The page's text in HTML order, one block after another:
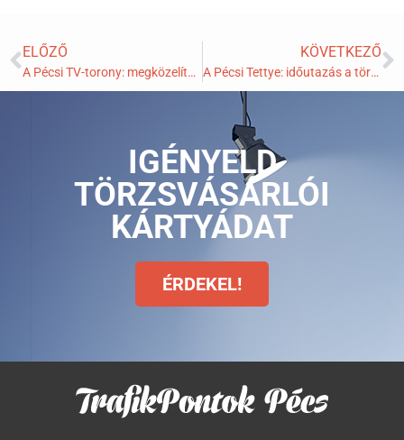
ELŐZŐ
A Pécsi TV-torony: megközelíthetetlen szépség a mecsekben
KÖVETKEZŐ
A Pécsi Tettye: időutazás a történelem mélyére
IGÉNYELD
TÖRZSVÁSÁRLÓI
KÁRTYÁDAT
ÉRDEKEL!